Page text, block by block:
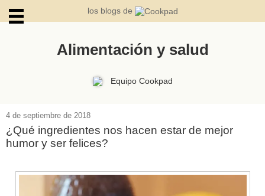
los blogs de
Alimentación y salud
Equipo Cookpad
4 de septiembre de 2018
¿Qué ingredientes nos hacen estar de mejor
humor y ser felices?